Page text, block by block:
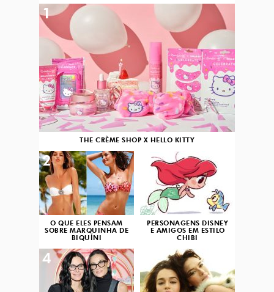
THE CRÈME SHOP X HELLO KITTY
1
O QUE ELES PENSAM
SOBRE MARQUINHA DE
BIQUÍNI
2
PERSONAGENS DISNEY
E AMIGOS EM ESTILO
CHIBI
3
4